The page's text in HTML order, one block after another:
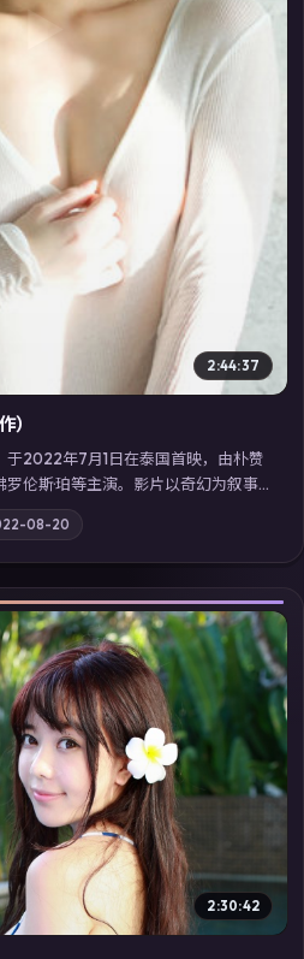
▶
2:44:37
）
于2022年7月1日在泰国首映，由朴赞
伦斯·珀等主演。影片以奇幻为叙事
封匿名信彻底打破；摄影与配乐强化
产免费观看高清电视剧在线看」延
享高清在线追剧体验。
08-20
▶
2:30:42